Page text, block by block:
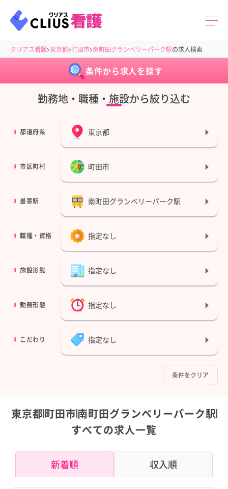
クリアス看護 東京都 町田市 南町田グランベリーパーク駅の求人検索
条件から求人を探す
勤務地・職種・施設から絞り込む
都道府県 東京都
市区町村 町田市
最寄駅 南町田グランベリーパーク駅
職種・資格 指定なし
施設形態 指定なし
勤務形態 指定なし
こだわり 指定なし
条件をクリア
東京都町田市南町田グランベリーパーク駅
すべての求人一覧
新着順 収入順